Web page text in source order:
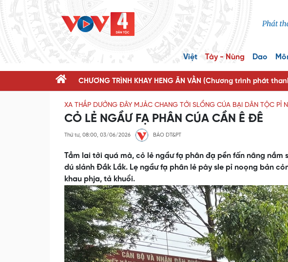
Việt Tày - Nùng Dao
CHƯƠNG TRÌNH KHAY HENG ĂN VẰN (Chương trình phát
XA THẮP DƯỞNG ĐÂY MJẢC CHANG TỞI SLỔNG CÚA BẠI DÂN TỘC PỈ
CỎ LẺ NGẦƯ FẠ PHÂN CÚA CẦN Ê ĐÊ
Thứ tư, 08:00, 03/06/2026 BÁO DT&PT
Tẳm lai tởi quá mà, cỏ lẻ ngầư fạ phân đạ pền fấn nâng nắm
dú slảnh Đắk Lắk. Lẹ ngầư fạ phân lẻ pày sle pỉ noọng bản
khau phja, tả khuổi.